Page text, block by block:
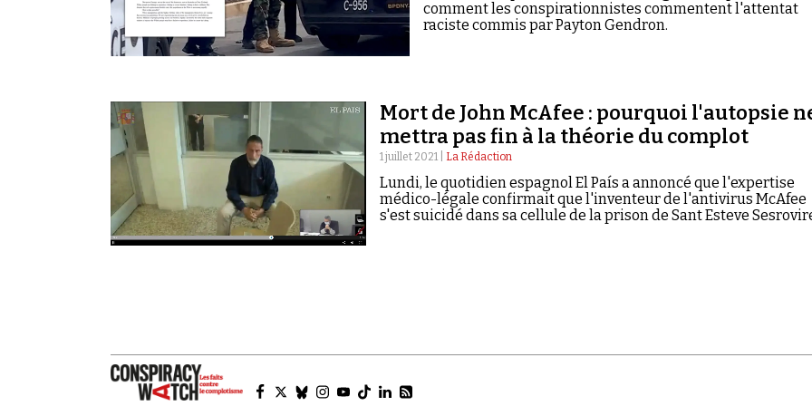
comment les conspirationnistes commentent l'attentat
raciste commis par Payton Gendron.
Mort de John McAfee : pourquoi l'autopsie
mettra pas fin à la théorie du complot
1 juillet 2021 | La Rédaction
Lundi, le quotidien espagnol El País a annoncé que l'expertise
médico-légale confirmait que l'inventeur de l'antivirus McAfee
s'est suicidé dans sa cellule de la prison de Sant Esteve